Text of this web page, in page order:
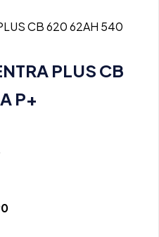
PLUS CB
P+